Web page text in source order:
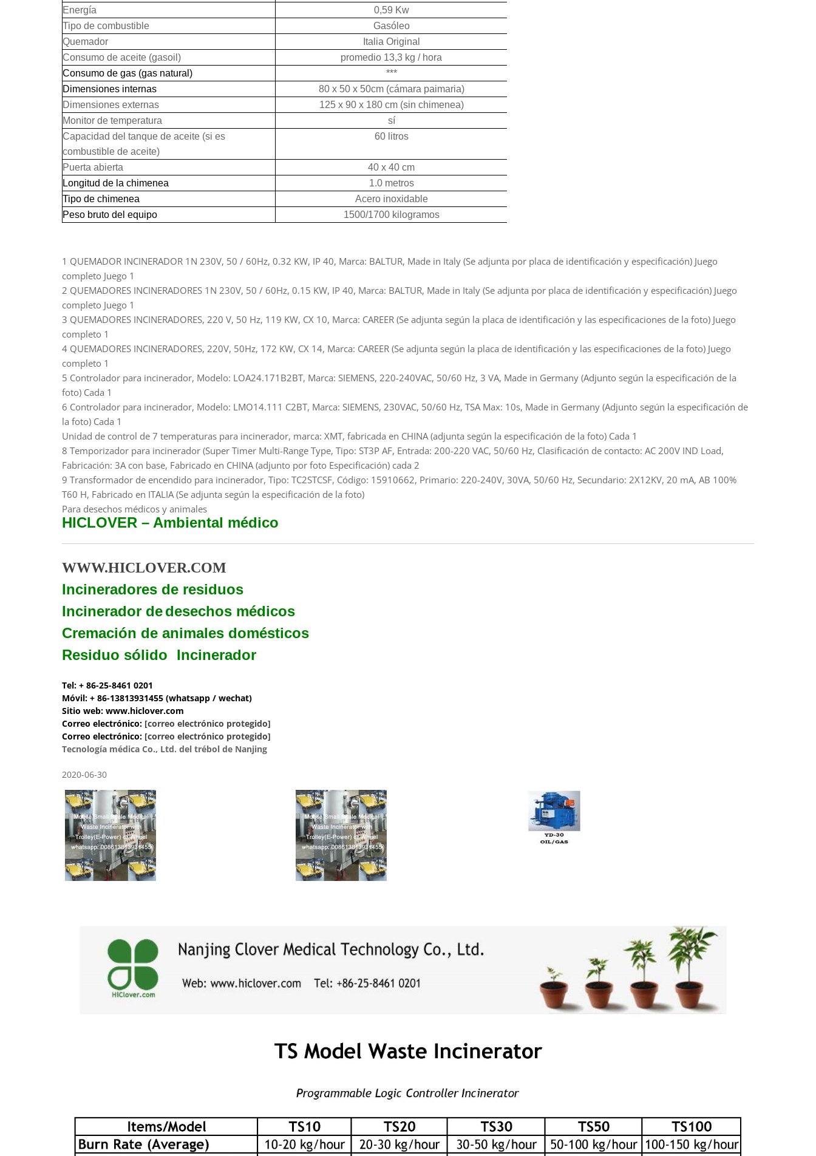
Energía
0,59 Kw
Tipo de combustible
Gasóleo
Quemador
Italia Original
Consumo de aceite (gasoil)
promedio 13,3 kg / hora
Consumo de gas (gas natural)
***
Dimensiones internas
80 x 50 x 50cm (cámara paimaria)
Dimensiones externas
125 x 90 x 180 cm (sin chimenea)
Monitor de temperatura
sí
Capacidad del tanque de aceite (si es
combustible de aceite)
60 litros
Puerta abierta
40 x 40 cm
Longitud de la chimenea
1.0 metros
Tipo de chimenea
Acero inoxidable
Peso bruto del equipo
1500/1700 kilogramos
1 QUEMADOR INCINERADOR 1N 230V, 50 / 60Hz, 0.32 KW, IP 40, Marca: BALTUR, Made in Italy (Se adjunta por placa de identificación y especificación) Juego
completo Juego 1
2 QUEMADORES INCINERADORES 1N 230V, 50 / 60Hz, 0.15 KW, IP 40, Marca: BALTUR, Made in Italy (Se adjunta por placa de identificación y especificación) Juego
completo Juego 1
3 QUEMADORES INCINERADORES, 220 V, 50 Hz, 119 KW, CX 10, Marca: CAREER (Se adjunta según la placa de identificación y las especificaciones de la foto) Juego
completo 1
4 QUEMADORES INCINERADORES, 220V, 50Hz, 172 KW, CX 14, Marca: CAREER (Se adjunta según la placa de identificación y las especificaciones de la foto) Juego
completo 1
5 Controlador para incinerador, Modelo: LOA24.171B2BT, Marca: SIEMENS, 220-240VAC, 50/60 Hz, 3 VA, Made in Germany (Adjunto según la especificación de la
foto) Cada 1
6 Controlador para incinerador, Modelo: LMO14.111 C2BT, Marca: SIEMENS, 230VAC, 50/60 Hz, TSA Max: 10s, Made in Germany (Adjunto según la especificación de
la foto) Cada 1
Unidad de control de 7 temperaturas para incinerador, marca: XMT, fabricada en CHINA (adjunta según la especificación de la foto) Cada 1
8 Temporizador para incinerador (Super Timer Multi-Range Type, Tipo: ST3P AF, Entrada: 200-220 VAC, 50/60 Hz, Clasificación de contacto: AC 200V IND Load,
Fabricación: 3A con base, Fabricado en CHINA (adjunto por foto Especificación) cada 2
9 Transformador de encendido para incinerador, Tipo: TC2STCSF, Código: 15910662, Primario: 220-240V, 30VA, 50/60 Hz, Secundario: 2X12KV, 20 mA, AB 100%
T60 H, Fabricado en ITALIA (Se adjunta según la especificación de la foto)
Para desechos médicos y animales
HICLOVER – Ambiental médico
WWW.HICLOVER.COM
Incineradores de residuos
Incinerador dedesechos médicos
Cremación de animales domésticos
Residuo sólido
Incinerador
Tel: + 86-25-8461 0201
Móvil: + 86-13813931455 (whatsapp / wechat)
Sitio web: www.hiclover.com
Correo electrónico: [correo electrónico protegido]
Correo electrónico: [correo electrónico protegido]
Tecnología médica Co., Ltd. del trébol de Nanjing
2020-06-30